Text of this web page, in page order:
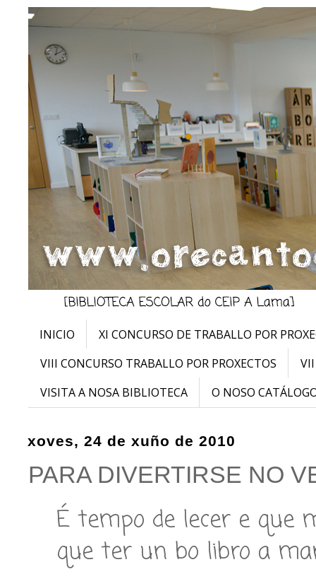
INICIO
XI CONCURSO DE TRABALLO POR
VIII CONCURSO TRABALLO POR PROXECTOS
VISITA A NOSA BIBLIOTECA
O NOSO
xoves, 24 de xuño de 2010
PARA DIVERTIRSE NO
É tempo de lecer e que
que ter un bo libro a